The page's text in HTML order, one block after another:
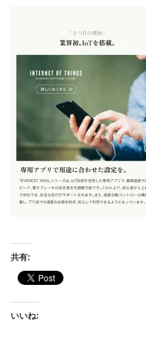
共有:
いいね: